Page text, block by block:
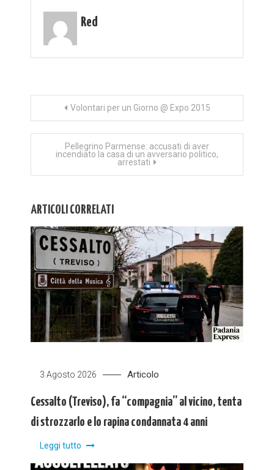
Red
Navigazione
articoli
Volontari per un Giorno @ Expo 2015
Pellegrino Parmense: accusati di aver
incendiato la casa di un avversario politico,
arrestati
ARTICOLI CORRELATI
3 Agosto 2026 Articolo
Cessalto (Treviso), fa “compagnia” al vicino, tenta
di strozzarlo e lo rapina condannata 4 anni
Leggi tutto